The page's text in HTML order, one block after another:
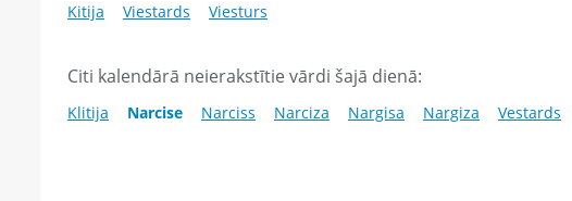
Kitija Viestards Viesturs
Citi kalendārā neierakstītie vārdi šajā dienā:
Klitija Narcise Narciss Narciza Nargisa Nargiza Vestards